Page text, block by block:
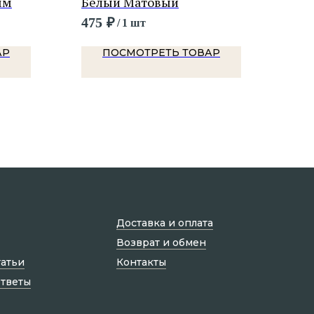
475 ₽/ 1 шт
ПОСМОТРЕТЬ ТОВАР
Доставка и оплата
Возврат и обмен
Контакты